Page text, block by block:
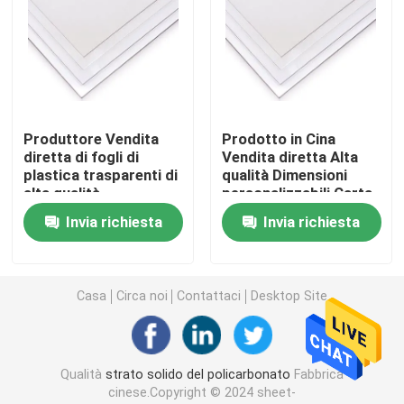
Strato di plastica del PVC
Rotolo di film del policarbonato
Strato del policarbonato del favo
Strato triplo del policarbonato di strato
Strato glassato del policarbonato
Strato di diffusione leggero del policarbonato
Produttore Vendita
diretta di fogli di
plastica trasparenti di
alta qualità
Invia richiesta
Prodotto in Cina
Vendita diretta Alta
qualità Dimensioni
personalizzabili Carta
di plastica
trasparente Carta di
policarbonato solido
Invia richiesta
Casa Circa noi Contattaci Desktop Site
Qualità strato solido del policarbonato Fabbrica
cinese.Copyright © 2024 sheet-